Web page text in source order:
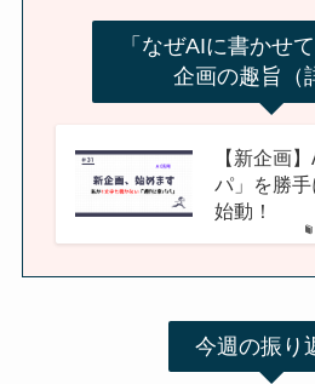
「なぜAIに書かせ
企画の趣旨（
【新企画
パ」を勝手
始動！
今週の振り